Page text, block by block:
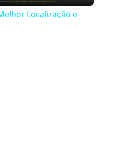
Localização e